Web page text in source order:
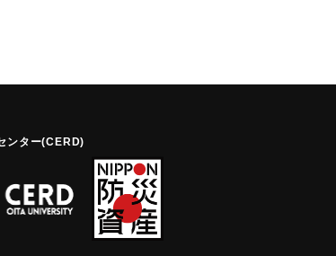
ンター(CERD)